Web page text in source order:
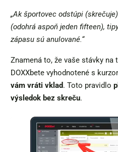
„Ak športovec odstúpi
(odohrá aspoň jeden fifteen),
zápasu sú anulované.“
Znamená to, že vaše stávky
DOXXbete vyhodnotené s
vám vráti vklad. Toto pravidlo
výsledok bez skreču.